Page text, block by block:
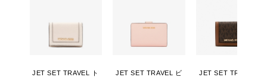
JET SET TRAVEL ト
JET SET TRAVEL ビ
JET SET TRAVEL ト